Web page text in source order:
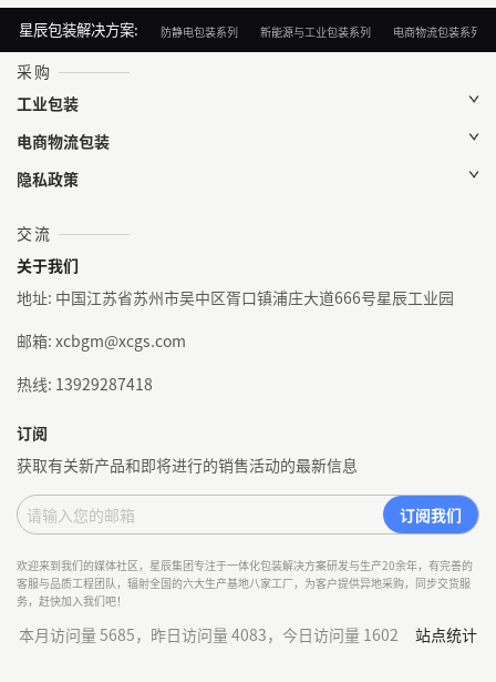
星辰包装解决方案: 防静电包装系列 新能源与工业包装系列 电商物流包装系列
采购
工业包装
电商物流包装
隐私政策
交流
关于我们
地址: 中国江苏省苏州市吴中区胥口镇浦庄大道666号星辰工业园
邮箱: xcbgm@xcgs.com
热线: 13929287418
订阅
获取有关新产品和即将进行的销售活动的最新信息
欢迎来到我们的媒体社区，星辰集团专注于一体化包装解决方案研发与生产20余年，有完善的
客服与品质工程团队，辐射全国的六大生产基地八家工厂，为客户提供异地采购，同步交货服
务，赶快加入我们吧！
本月访问量 5685，昨日访问量 4083，今日访问量 1602 站点统计